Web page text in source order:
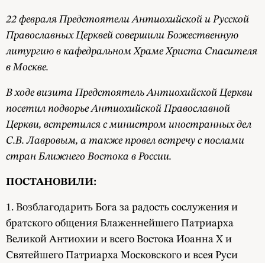
22 февраля Предстоятели Антиохийской и Русской
Православных Церквей совершили Божественную
литургию в кафедральном Храме Христа Спасителя
в Москве.
В ходе визита Предстоятель Антиохийской Церкви
посетил подворье Антиохийской Православной
Церкви, встретился с министром иностранных дел
С.В. Лавровым, а также провел встречу с послами
стран Ближнего Востока в России.
ПОСТАНОВИЛИ:
1. Возблагодарить Бога за радость сослужения и
братского общения Блаженнейшего Патриарха
Великой Антиохии и всего Востока Иоанна X и
Святейшего Патриарха Московского и всея Руси